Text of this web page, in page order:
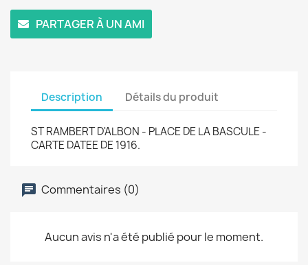
PARTAGER À UN AMI
Description Détails du produit
ST RAMBERT D'ALBON - PLACE DE LA BASCULE -
CARTE DATEE DE 1916.
Commentaires (0)
Aucun avis n'a été publié pour le moment.